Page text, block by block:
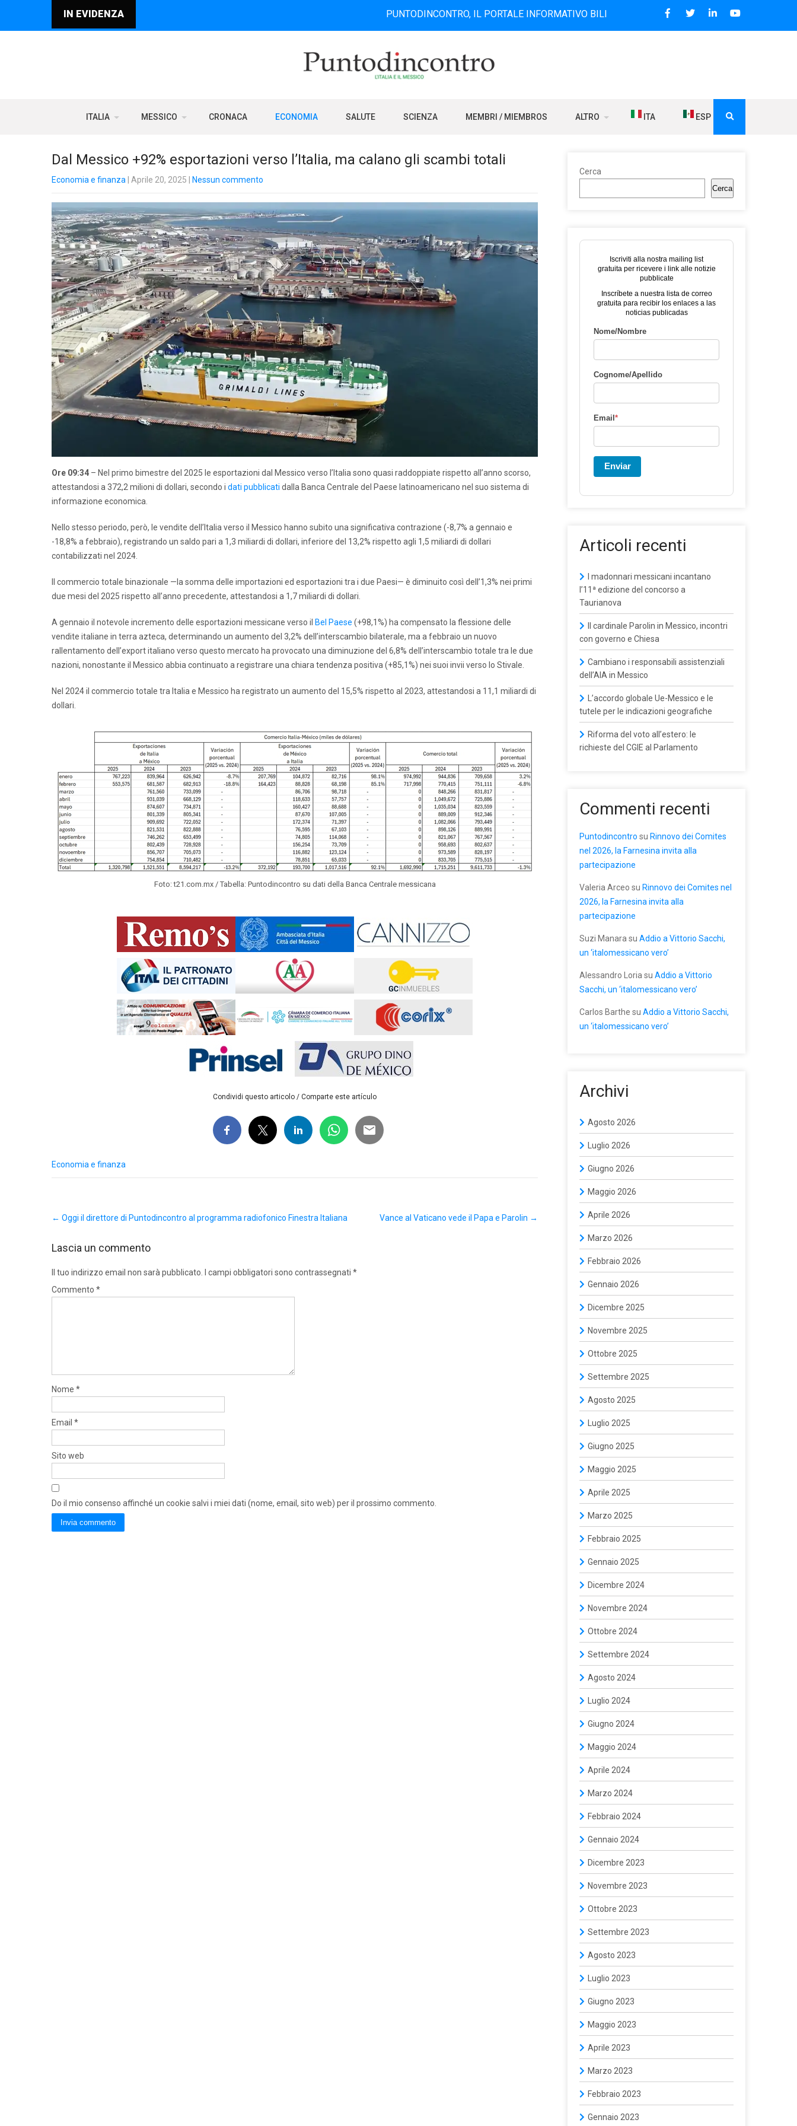
IN EVIDENZA PUNTODINCONTRO, IL PORTALE INFORMATIVO BILINGUE CHE DAL 2006 DIFFONDE NOTIZIE SUI
ITALIA MESSICO CRONACA ECONOMIA SALUTE SCIENZA MEMBRI / MIEMBROS ALTRO ITA ESP
Dal Messico +92% esportazioni verso l’Italia, ma calano gli scambi totali
Economia e finanza | Aprile 20, 2025 Nessun commento
Ore 09:34 – Nel primo bimestre del 2025 le esportazioni dal Messico verso l’Italia sono quasi raddoppiate rispetto all’anno scorso,
attestandosi a 372,2 milioni di dollari, secondo i dati pubblicati dalla Banca Centrale del Paese latinoamericano nel suo sistema di
informazione economica.
Nello stesso periodo, però, le vendite dell’Italia verso il Messico hanno subito una significativa contrazione (-8,7% a gennaio e
-18,8% a febbraio), registrando un saldo pari a 1,3 miliardi di dollari, inferiore del 13,2% rispetto agli 1,5 miliardi di dollari
contabilizzati nel 2024.
Il commercio totale binazionale —la somma delle importazioni ed esportazioni tra i due Paesi— è diminuito così dell’1,3% nei primi
due mesi del 2025 rispetto all’anno precedente, attestandosi a 1,7 miliardi di dollari.
A gennaio il notevole incremento delle esportazioni messicane verso il Bel Paese (+98,1%) ha compensato la flessione delle
vendite italiane in terra azteca, determinando un aumento del 3,2% dell’interscambio bilaterale, ma a febbraio un nuovo
rallentamento dell’export italiano verso questo mercato ha provocato una diminuzione del 6,8% dell’interscambio totale tra le due
nazioni, nonostante il Messico abbia continuato a registrare una chiara tendenza positiva (+85,1%) nei suoi invii verso lo Stivale.
Nel 2024 il commercio totale tra Italia e Messico ha registrato un aumento del 15,5% rispetto al 2023, attestandosi a 11,1 miliardi di
dollari.
Foto: t21.com.mx / Tabella: Puntodincontro su dati della Banca Centrale messicana
Condividi questo articolo / Comparte este artículo
Economia e finanza
navigation
← Oggi il direttore di Puntodincontro al programma radiofonico Finestra Italiana Vance al Vaticano vede il Papa e Parolin →
Lascia un commento
Il tuo indirizzo email non sarà pubblicato. I campi obbligatori sono contrassegnati *
Commento *
Nome *
Email *
Sito web
Do il mio consenso affinché un cookie salvi i miei dati (nome, email, sito web) per il prossimo commento.
Cerca
Cerca
Iscriviti alla nostra mailing list
gratuita per ricevere i link alle notizie
pubblicate
Inscríbete a nuestra lista de correo
gratuita para recibir los enlaces a las
noticias publicadas
Nome/Nombre
Cognome/Apellido
Email *
Enviar
Articoli recenti
I madonnari messicani incantano
l’11ª edizione del concorso a
Taurianova
Il cardinale Parolin in Messico, incontri
con governo e Chiesa
Cambiano i responsabili assistenziali
dell’AIA in Messico
L’accordo globale Ue-Messico e le
tutele per le indicazioni geografiche
Riforma del voto all’estero: le
richieste del CGIE al Parlamento
Commenti recenti
Puntodincontro su Rinnovo dei Comites
nel 2026, la Farnesina invita alla
partecipazione
Valeria Arceo su Rinnovo dei Comites nel
2026, la Farnesina invita alla
partecipazione
Suzi Manara su Addio a Vittorio Sacchi,
un ‘italomessicano vero’
Alessandro Loria su Addio a Vittorio
Sacchi, un ‘italomessicano vero’
Carlos Barthe su Addio a Vittorio Sacchi,
un ‘italomessicano vero’
Archivi
Agosto 2026
Luglio 2026
Giugno 2026
Maggio 2026
Aprile 2026
Marzo 2026
Febbraio 2026
Gennaio 2026
Dicembre 2025
Novembre 2025
Ottobre 2025
Settembre 2025
Agosto 2025
Luglio 2025
Giugno 2025
Maggio 2025
Aprile 2025
Marzo 2025
Febbraio 2025
Gennaio 2025
Dicembre 2024
Novembre 2024
Ottobre 2024
Settembre 2024
Agosto 2024
Luglio 2024
Giugno 2024
Maggio 2024
Aprile 2024
Marzo 2024
Febbraio 2024
Gennaio 2024
Dicembre 2023
Novembre 2023
Ottobre 2023
Settembre 2023
Agosto 2023
Luglio 2023
Giugno 2023
Maggio 2023
Aprile 2023
Marzo 2023
Febbraio 2023
Gennaio 2023